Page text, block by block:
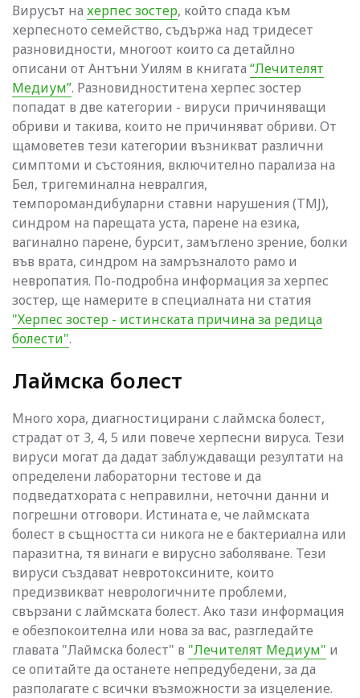
Вирусът на херпес зостер, който спада към
херпесното семейство, съдържа над тридесет
разновидности, многоот които са детайлно
описани от Антъни Уилям в книгата “Лечителят
Медиум”. Разновидноститена херпес зостер
попадат в две категории - вируси причиняващи
обриви и такива, които не причиняват обриви. От
щамоветев тези категории възникват различни
симптоми и състояния, включително парализа на
Бел, тригеминална невралгия,
темпоромандибуларни ставни нарушения (TMJ),
синдром на парещата уста, парене на езика,
вагинално парене, бурсит, замъглено зрение, болки
във врата, синдром на замръзналото рамо и
невропатия. По-подробна информация за херпес
зостер, ще намерите в специалната ни статия
"Херпес зостер - истинската причина за редица
болести".
Лаймска болест
Много хора, диагностицирани с лаймска болест,
страдат от 3, 4, 5 или повече херпесни вируса. Тези
вируси могат да дадат заблуждаващи резултати на
определени лабораторни тестове и да
подведатхората с неправилни, неточни данни и
погрешни отговори. Истината е, че лаймската
болест в същността си никога не е бактериална или
паразитна, тя винаги е вирусно заболяване. Тези
вируси създават невротоксините, които
предизвикват неврологичните проблеми,
свързани с лаймската болест. Ако тази информация
е обезпокоителна или нова за вас, разгледайте
главата "Лаймска болест" в "Лечителят Медиум" и
се опитайте да останете непредубедени, за да
разполагате с всички възможности за изцеление.